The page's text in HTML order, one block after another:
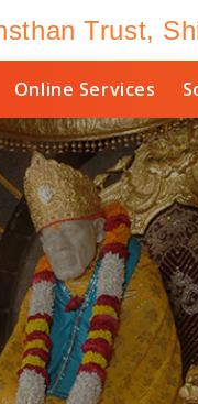
Trust,
Online Services